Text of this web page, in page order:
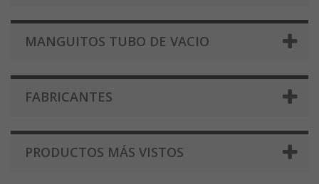
MANGUITOS TUBO DE VACIO
FABRICANTES
PRODUCTOS MÁS VISTOS